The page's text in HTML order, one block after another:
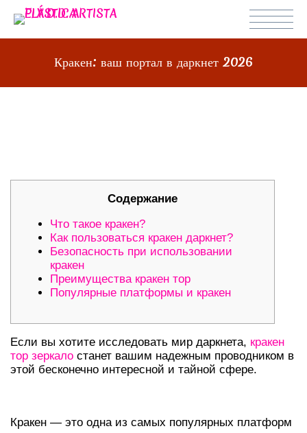
Кракен: ваш портал в даркнет 2026
Содержание
Что такое кракен?
Как пользоваться кракен даркнет?
Безопасность при использовании
кракен
Преимущества кракен тор
Популярные платформы и кракен
Если вы хотите исследовать мир даркнета, кракен
тор зеркало станет вашим надежным проводником в
этой бесконечно интересной и тайной сфере.
Кракен — это одна из самых популярных платформ